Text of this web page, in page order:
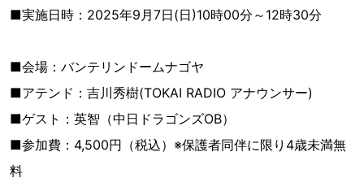
■実施日時：2025年9月7日(日)10時00分～12時30分
■会場：バンテリンドームナゴヤ
■アテンド：吉川秀樹(TOKAI RADIO アナウンサー)
■ゲスト：英智（中日ドラゴンズOB）
■参加費：4,500円（税込）※保護者同伴に限り4歳未満無
料